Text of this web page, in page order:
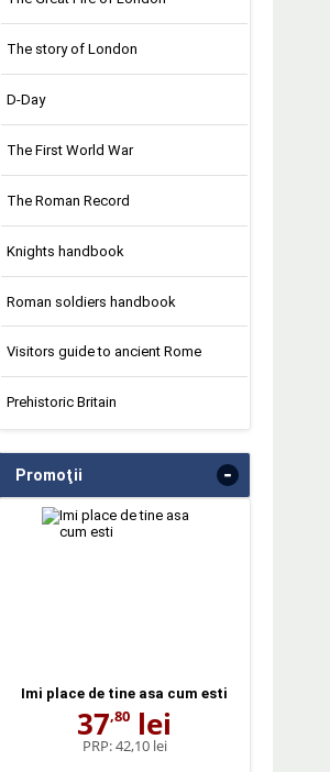
24,90lei 67
The story of London
D-Day
The First World War
The Roman Record
Knights handbook
Roman soldiers handbook
Visitors guide to ancient Rome
Prehistoric Britain
Promoţii -
Imi place de tine asa cum esti
37,80 lei
PRP:42,10 lei